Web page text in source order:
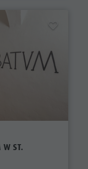
W ST.